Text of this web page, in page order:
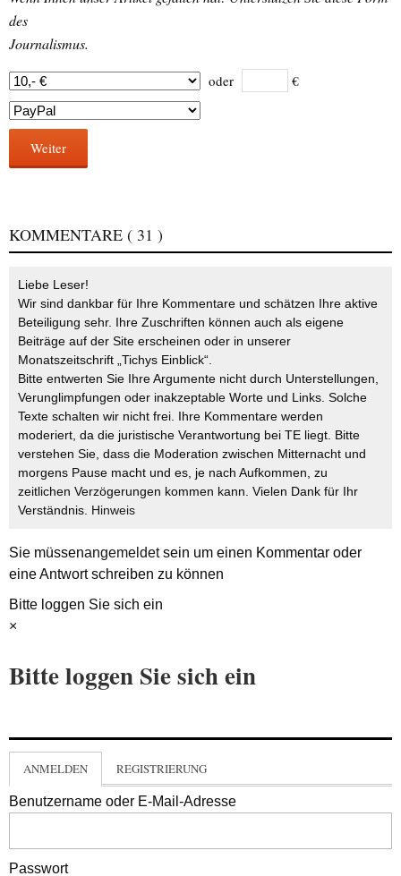
des
Journalismus.
oder €
Weiter
KOMMENTARE ( 31 )
Liebe Leser!
Wir sind dankbar für Ihre Kommentare und schätzen Ihre aktive
Beteiligung sehr. Ihre Zuschriften können auch als eigene
Beiträge auf der Site erscheinen oder in unserer
Monatszeitschrift „Tichys Einblick“.
Bitte entwerten Sie Ihre Argumente nicht durch Unterstellungen,
Verunglimpfungen oder inakzeptable Worte und Links. Solche
Texte schalten wir nicht frei. Ihre Kommentare werden
moderiert, da die juristische Verantwortung bei TE liegt. Bitte
verstehen Sie, dass die Moderation zwischen Mitternacht und
morgens Pause macht und es, je nach Aufkommen, zu
zeitlichen Verzögerungen kommen kann. Vielen Dank für Ihr
Verständnis. Hinweis
Sie müssenangemeldetsein um einen Kommentar oder
eine Antwort schreiben zu können
Bitte loggen Sie sich ein
×
Bitte loggen Sie sich ein
ANMELDEN REGISTRIERUNG
Benutzername oder E-Mail-Adresse
Passwort